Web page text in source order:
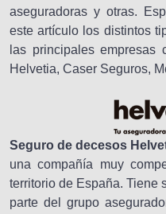
aseguradoras y otras.
este artículo los distintos
las principales empresas
Helvetia, Caser Seguros,
Seguro de decesos
una compañía muy
territorio de España. Tiene
parte del grupo